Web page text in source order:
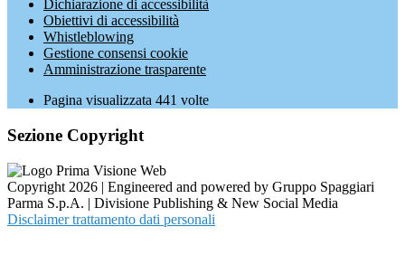
Dichiarazione di accessibilità
Obiettivi di accessibilità
Whistleblowing
Gestione consensi cookie
Amministrazione trasparente
Pagina visualizzata 441 volte
Sezione Copyright
Copyright 2026 | Engineered and powered by Gruppo Spaggiari
Parma S.p.A. | Divisione Publishing & New Social Media
Disclaimer trattamento dati personali